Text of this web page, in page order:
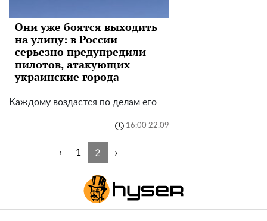
Они уже боятся выходить
на улицу: в России
серьезно предупредили
пилотов, атакующих
украинские города
Каждому воздастся по делам его
16:00 22.09
‹ 1 2 ›